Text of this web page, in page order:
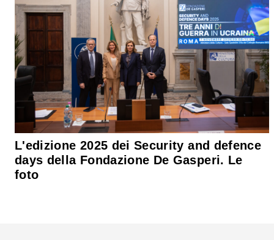
L'edizione 2025 dei Security and defence
days della Fondazione De Gasperi. Le
foto